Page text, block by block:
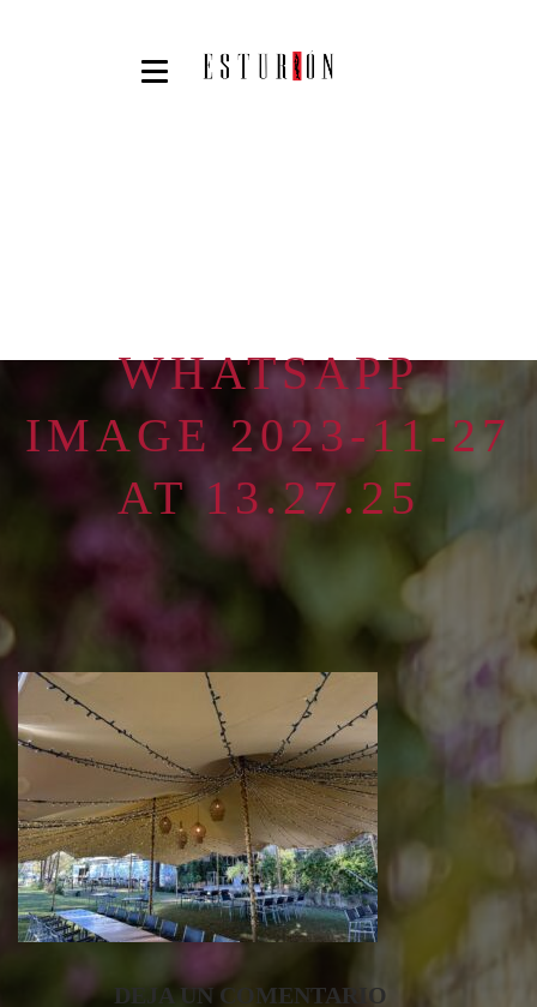
WHATSAPP
IMAGE 2023-11-27
AT 13.27.25
DEJA UN COMENTARIO